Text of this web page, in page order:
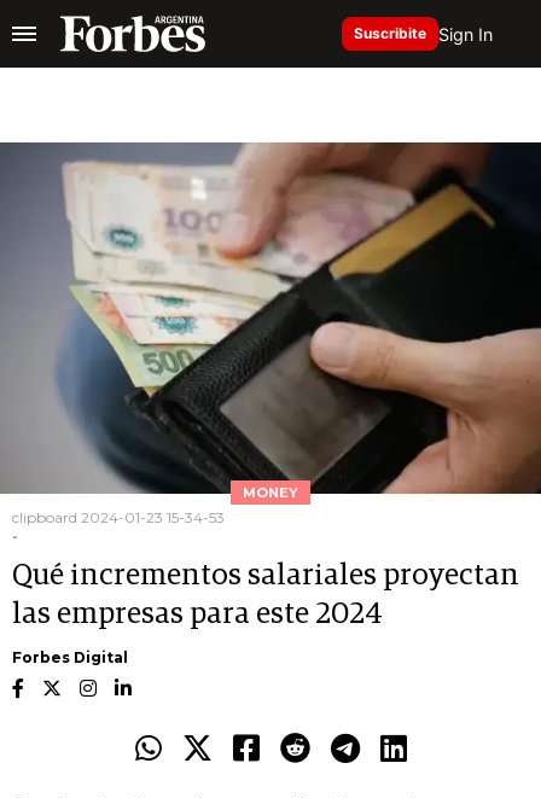
Suscribite Sign In
MONEY
clipboard 2024-01-23 15-34-53
-
Qué incrementos salariales proyectan
las empresas para este 2024
Forbes Digital